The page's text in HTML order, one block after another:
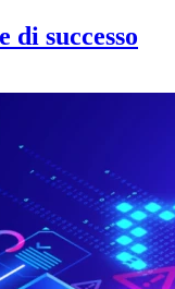
di successo